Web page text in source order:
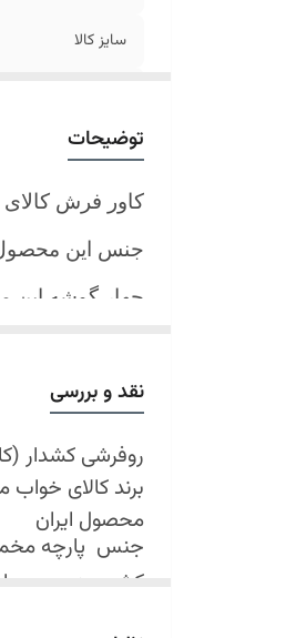
سایز کالا
توضیحات
کاور فرش
جنس این
چهار گوشه
شرایط شستشو:
اولین شستشو
شستشو در
حداکثر دمای شستشو 30 درجه سانتیگراد
از پودر های
نقد و بررسی
روفرشی کشدار
برند کالای خواب
محصول ایران
جنس پارچه
کش دوزی در